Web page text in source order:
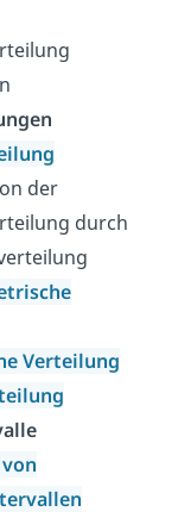
der
durch
Verteilung